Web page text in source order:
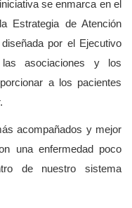
se enmarca en el
Estrategia de Atención
por el Ejecutivo
las asociaciones y los
a los pacientes
acompañados y mejor
una enfermedad poco
de nuestro sistema